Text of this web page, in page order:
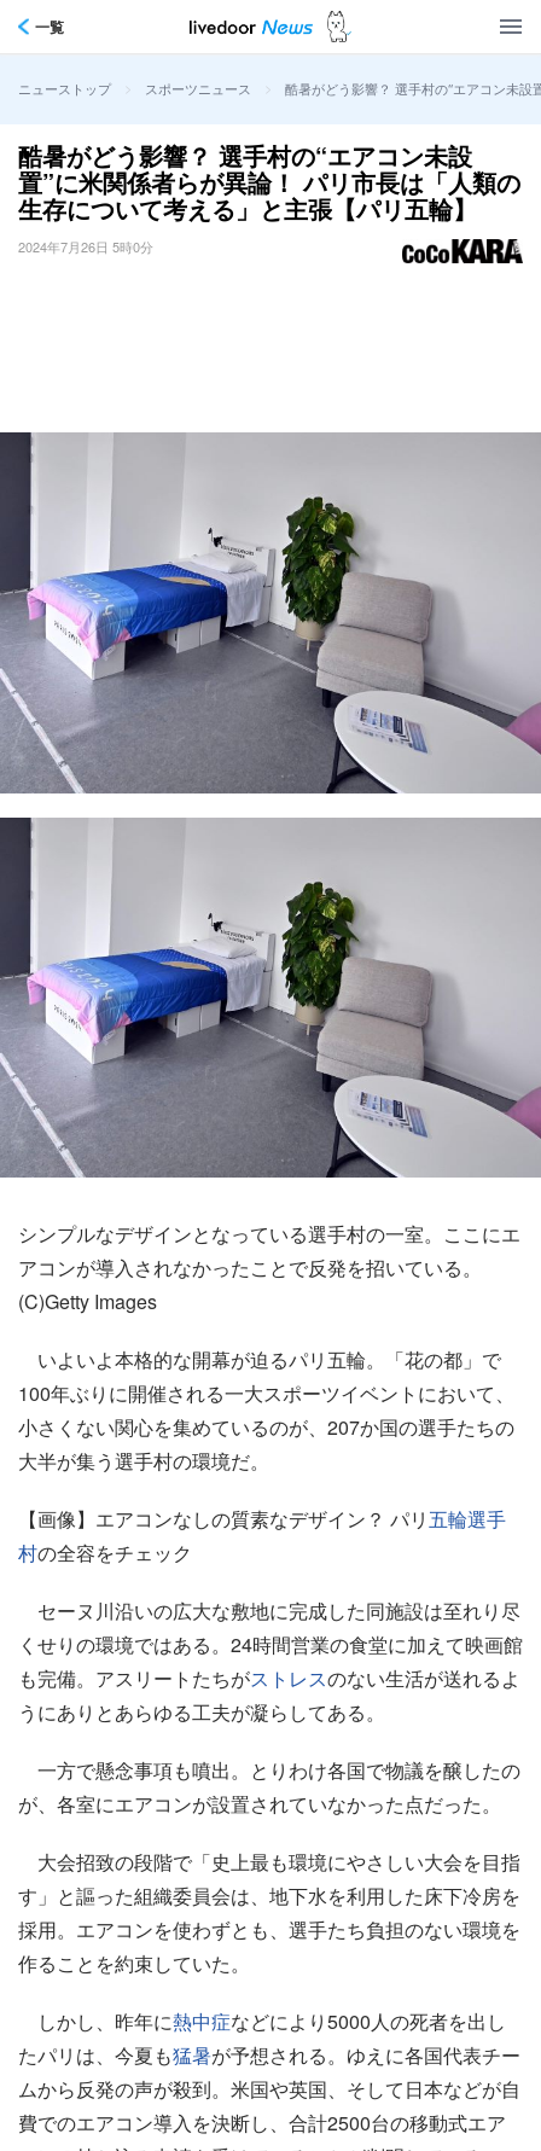
一覧
ニューストップ > スポーツニュース > 酷暑がどう影響？ 選手村の“エアコン未
酷暑がどう影響？ 選手村の“エアコン未設
置”に米関係者らが異論！ パリ市長は「人類の
生存について考える」と主張【パリ五輪】
2024年7月26日 5時0分
シンプルなデザインとなっている選手村の一室。ここにエ
アコンが導入されなかったことで反発を招いている。
(C)Getty Images
いよいよ本格的な開幕が迫るパリ五輪。「花の都」で
100年ぶりに開催される一大スポーツイベントにおいて、
小さくない関心を集めているのが、207か国の選手たちの
大半が集う選手村の環境だ。
【画像】エアコンなしの質素なデザイン？ パリ五輪選手
村の全容をチェック
セーヌ川沿いの広大な敷地に完成した同施設は至れり尽
くせりの環境ではある。24時間営業の食堂に加えて映画館
も完備。アスリートたちがストレスのない生活が送れるよ
うにありとあらゆる工夫が凝らしてある。
一方で懸念事項も噴出。とりわけ各国で物議を醸したの
が、各室にエアコンが設置されていなかった点だった。
大会招致の段階で「史上最も環境にやさしい大会を目指
す」と謳った組織委員会は、地下水を利用した床下冷房を
採用。エアコンを使わずとも、選手たち負担のない環境を
作ることを約束していた。
しかし、昨年に熱中症などにより5000人の死者を出し
たパリは、今夏も猛暑が予想される。ゆえに各国代表チー
ムから反発の声が殺到。米国や英国、そして日本などが自
費でのエアコン導入を決断し、合計2500台の移動式エア